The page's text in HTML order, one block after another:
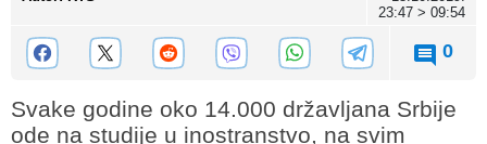
23:47 > 09:54
0
Svake godine oko 14.000 državljana Srbije
ode na studije u inostranstvo, na svim